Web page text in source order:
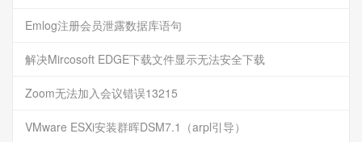
Emlog注册会员泄露数据库语句
解决Mircosoft EDGE下载文件显示无法安全下载
Zoom无法加入会议错误13215
VMware ESXi安装群晖DSM7.1（arpl引导）